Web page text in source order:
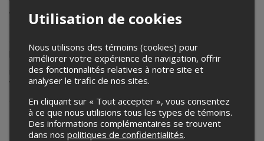
While Tempête Solaire ventures into uncharted sonic
territories, their objective remains clear: to
forge connections with their audience through captivating
hooks, irresistible grooves, and
memorable melodies. Ultimately, their artistic exploration
will pave the way for a new direction in their
already illustrious musical career.
TEMPÊTE SOLAIRE - BIO (FR)
Utilisation de cookies
Nous utilisons des témoins (cookies) pour
améliorer votre expérience de navigation, offrir
des fonctionnalités relatives à notre site et
analyser le trafic de nos sites.
En cliquant sur « Tout accepter », vous consentez
à ce que nous utilisions tous les types de témoins.
Des informations complémentaires se trouvent
dans nos politiques de confidentialités.